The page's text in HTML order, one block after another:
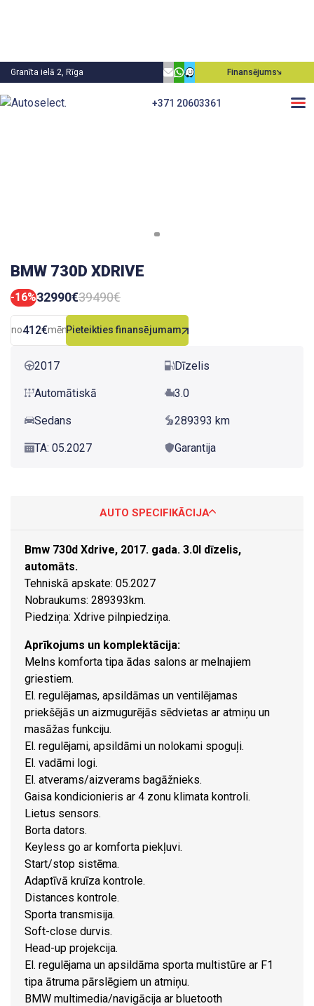
Granīta ielā 2, Rīga Finansējums
+371 20603361
BMW 730D XDRIVE
-16%32990€39490€
no412€mēn.Pieteikties finansējumam
2017 Dīzelis
Automātiskā 3.0
Sedans 289393 km
TA: 05.2027 Garantija
AUTO SPECIFIKĀCIJA
Bmw 730d Xdrive, 2017. gada. 3.0l dīzelis,
automāts.
Tehniskā apskate: 05.2027
Nobraukums: 289393km.
Piedziņa: Xdrive pilnpiedziņa.
Aprīkojums un komplektācija:
Melns komforta tipa ādas salons ar melnajiem
griestiem.
El. regulējamas, apsildāmas un ventilējamas
priekšējās un aizmugurējās sēdvietas ar atmiņu un
masāžas funkciju.
El. regulējami, apsildāmi un nolokami spoguļi.
El. vadāmi logi.
El. atverams/aizverams bagāžnieks.
Gaisa kondicionieris ar 4 zonu klimata kontroli.
Lietus sensors.
Borta dators.
Keyless go ar komforta piekļuvi.
Start/stop sistēma.
Adaptīvā kruīza kontrole.
Distances kontrole.
Sporta transmisija.
Soft-close durvis.
Head-up projekcija.
El. regulējama un apsildāma sporta multistūre ar F1
tipa ātruma pārslēgiem un atmiņu.
BMW multimedia/navigācija ar bluetooth